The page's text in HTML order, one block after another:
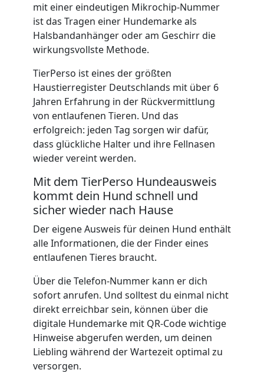
mit einer eindeutigen Mikrochip-Nummer
ist das Tragen einer Hundemarke als
Halsbandanhänger oder am Geschirr die
wirkungsvollste Methode.
TierPerso ist eines der größten
Haustierregister Deutschlands mit über 6
Jahren Erfahrung in der Rückvermittlung
von entlaufenen Tieren. Und das
erfolgreich: jeden Tag sorgen wir dafür,
dass glückliche Halter und ihre Fellnasen
wieder vereint werden.
Mit dem TierPerso Hundeausweis
kommt dein Hund schnell und
sicher wieder nach Hause
Der eigene Ausweis für deinen Hund enthält
alle Informationen, die der Finder eines
entlaufenen Tieres braucht.
Über die Telefon-Nummer kann er dich
sofort anrufen. Und solltest du einmal nicht
direkt erreichbar sein, können über die
digitale Hundemarke mit QR-Code wichtige
Hinweise abgerufen werden, um deinen
Liebling während der Wartezeit optimal zu
versorgen.